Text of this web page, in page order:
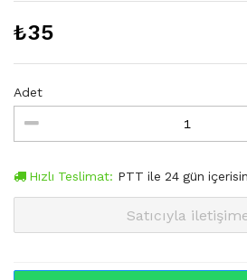
₺35
Adet
Hızlı Teslimat: PTT ile 24gün
Satıcıyla